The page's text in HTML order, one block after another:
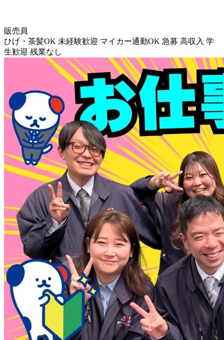
販売員
ひげ・茶髪OK 未経験歓迎 マイカー通勤OK 急募 高収入 学
生歓迎 残業なし